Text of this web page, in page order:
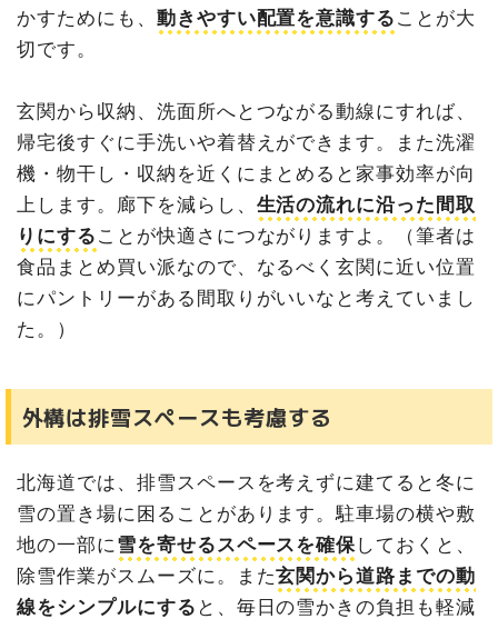
かすためにも、 動きやすい配置を意識する ことが大
切です。
玄関から収納、洗面所へとつながる動線にすれば、
帰宅後すぐに手洗いや着替えができます。また洗濯
機・物干し・収納を近くにまとめると家事効率が向
上します。廊下を減らし、 生活の流れに沿った間取
りにする ことが快適さにつながりますよ。（筆者は
食品まとめ買い派なので、なるべく玄関に近い位置
にパントリーがある間取りがいいなと考えていまし
た。）
外構は排雪スペースも考慮する
北海道では、排雪スペースを考えずに建てると冬に
雪の置き場に困ることがあります。駐車場の横や敷
地の一部に 雪を寄せるスペースを確保 しておくと、
除雪作業がスムーズに。また玄関から道路までの動
線をシンプルにする と、毎日の雪かきの負担も軽減